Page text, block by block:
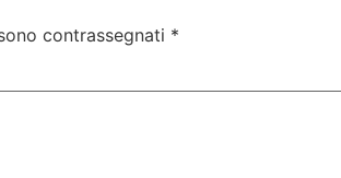
contrassegnati *